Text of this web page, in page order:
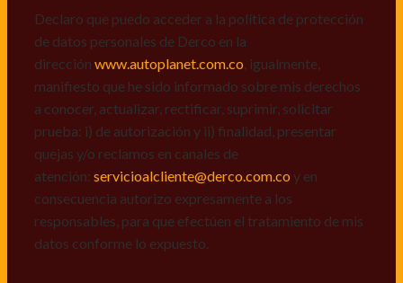
responsables, para que efectúen el tratamiento de mis
datos conforme lo expuesto.
Declaro que puedo acceder a la política de protección
de datos personales de Derco en la
dirección www.autoplanet.com.co , igualmente,
manifiesto que he sido informado sobre mis derechos
a conocer, actualizar, rectificar, suprimir, solicitar
prueba: i) de autorización y ii) finalidad, presentar
quejas y/o reclamos en canales de
atención: servicioalcliente@derco.com.co y en
consecuencia autorizo expresamente a los
responsables, para que efectúen el tratamiento de mis
datos conforme lo expuesto.